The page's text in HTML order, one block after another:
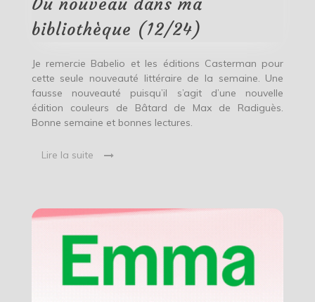
bibliothèque
Du nouveau dans ma
bibliothèque (12/24)
Je remercie Babelio et les éditions Casterman pour
cette seule nouveauté littéraire de la semaine. Une
fausse nouveauté puisqu’il s’agit d’une nouvelle
édition couleurs de Bâtard de Max de Radiguès.
Bonne semaine et bonnes lectures.
Lire la suite